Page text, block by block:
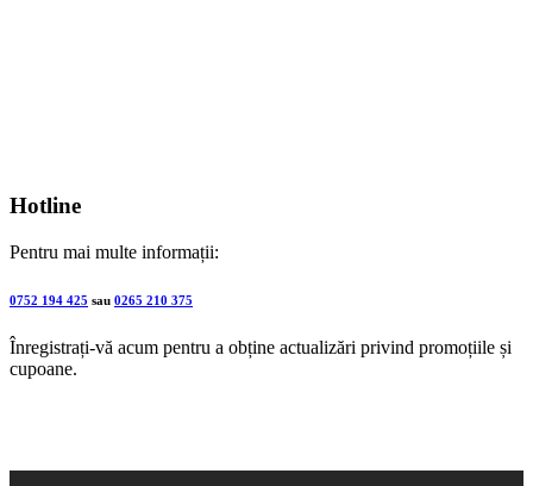
Hotline
Pentru mai multe informații:
0752 194 425 sau 0265 210 375
Înregistrați-vă acum pentru a obține actualizări privind promoțiile și
cupoane.